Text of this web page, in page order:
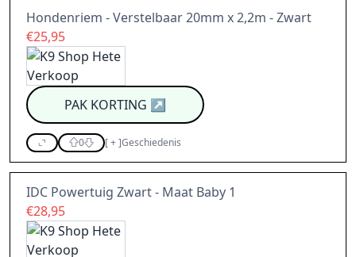
Hondenriem - Verstelbaar 20mm x 2,2m - Zwart
€25,95
PAK KORTING ↗
0 [+]Geschiedenis
IDC Powertuig Zwart - Maat Baby 1
€28,95